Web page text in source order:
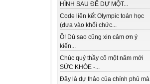
HÌNH SAU ĐỂ DỰ MỘT...
Code liên kết Olympic toán học
(đưa vào khối chức...
Ồ! Dù sao cũng xin cảm ơn ý
kiến...
Chúc quý thầy cô một năm mới
SỨC KHỎE -...
Đây là dự thảo của chính phủ mà